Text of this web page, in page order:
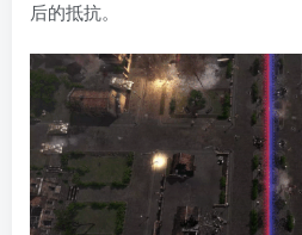
后的抵抗。